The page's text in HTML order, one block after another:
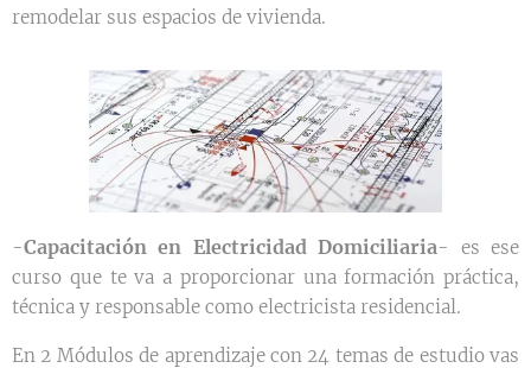
remodelar sus espacios de vivienda.
-Capacitación en Electricidad Domiciliaria- es ese
curso que te va a proporcionar una formación práctica,
técnica y responsable como electricista residencial.
En 2 Módulos de aprendizaje con 24 temas de estudio vas